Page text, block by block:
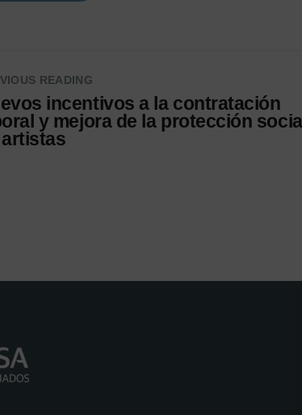
READING
incentivos a la contratación
y mejora de la protección social